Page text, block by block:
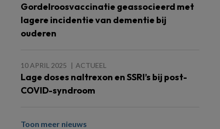
Gordelroosvaccinatie geassocieerd met
lagere incidentie van dementie bij
ouderen
10 APRIL 2025 ACTUEEL
Lage doses naltrexon en SSRI’s bij post-
COVID-syndroom
Toon meer nieuws